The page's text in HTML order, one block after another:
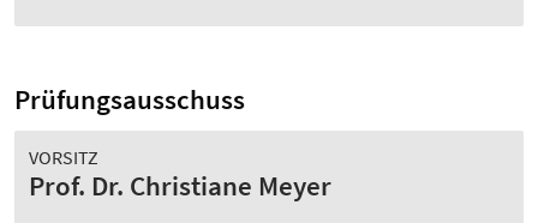
Prüfungsausschuss
VORSITZ
Prof. Dr. Christiane Meyer